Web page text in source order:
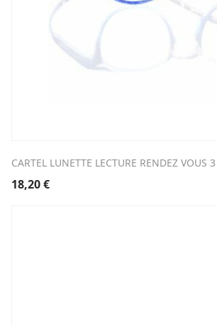
CARTEL LUNETTE LECTURE RENDEZ VOUS 3
18,20€